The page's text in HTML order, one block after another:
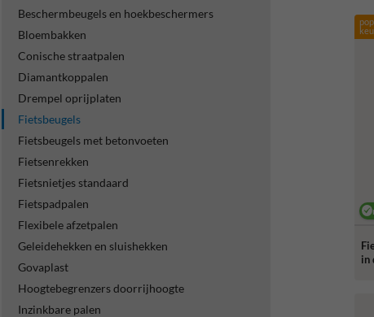
Beschermbeugels en hoekbeschermers
Bloembakken
Conische straatpalen
Diamantkoppalen
Drempel oprijplaten
Fietsbeugels
Fietsbeugels met betonvoeten
Fietsenrekken
Fietsnietjes standaard
Fietspadpalen
Flexibele afzetpalen
Geleidehekken en sluishekken
Govaplast
Hoogtebegrenzers doorrijhoogte
Inzinkbare palen
in